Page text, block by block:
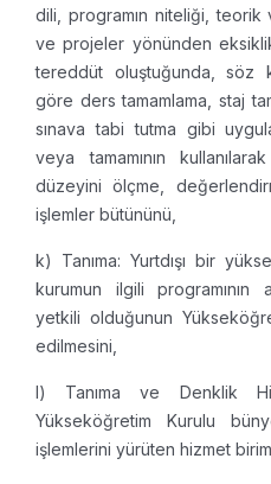
dili, programın niteliği, teorik
ve projeler yönünden
tereddüt oluştuğunda, söz
göre ders tamamlama, staj
sınava tabi tutma gibi
veya tamamının
düzeyini ölçme,
işlemler bütününü,
k) Tanıma: Yurtdışı bir
kurumun ilgili
yetkili olduğunun
edilmesini,
l) Tanıma ve Denklik
Yükseköğretim Kurulu
işlemlerini yürüten hizmet